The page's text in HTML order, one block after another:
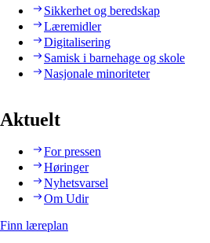
Sikkerhet og beredskap
Læremidler
Digitalisering
Samisk i barnehage og skole
Nasjonale minoriteter
Aktuelt
For pressen
Høringer
Nyhetsvarsel
Om Udir
Finn læreplan